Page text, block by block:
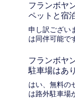
フランボヤ
ペットと宿
申し訳ござい
は同伴可能で
フランボヤ
駐車場はあ
はい、無料の
は路外駐車場